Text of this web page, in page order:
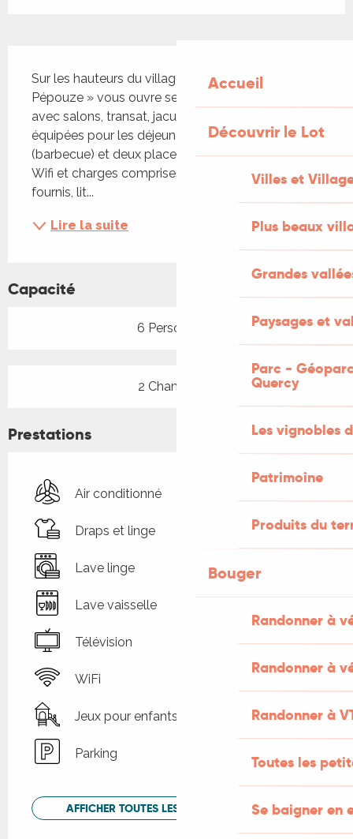
Accueil
Découvrir le Lot
Villes et
Plus beaux
Grandes
Paysages et
Parc -
Quercy
Les vignobles
Patrimoine
Produits du
Bouger
Randonner à
Randonner à
Randonner à
Toutes les
Se baigner en
Sur les hauteurs du village de Mayrac, notre gîte «
Pépouze » vous ouvre ses portes. Doté d'un jardin
avec salons, transat, jacuzzi 5 places, de terrasses
équipées pour les déjeuners en extérieur
(barbecue) et deux places de parking gratuites.
Wifi et charges comprises, linge de maison
fournis, lit...
Lire la suite
Capacité
6 Personne(s)
2 Chambre(s)
Prestations
Air conditionné
Draps et linge
Lave linge
Lave vaisselle
Télévision
WiFi
Jeux pour enfants / Espace jeux
Parking
AFFICHER TOUTES LES PRESTATIONS